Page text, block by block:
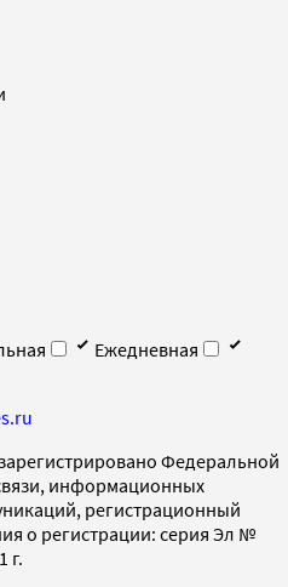
Ежедневная
Федеральной
информационных
регистрационный
о регистрации: серия Эл №
г.